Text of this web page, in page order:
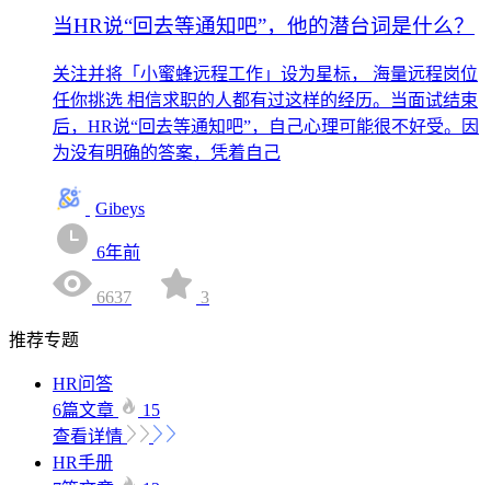
当HR说“回去等通知吧”，他的潜台词是什么？
关注并将「小蜜蜂远程工作」设为星标， 海量远程岗位
任你挑选 相信求职的人都有过这样的经历。当面试结束
后，HR说“回去等通知吧”，自己心理可能很不好受。因
为没有明确的答案，凭着自己
Gibeys
6年前
6637 3
推荐专题
HR问答
6篇文章
15
查看详情
HR手册